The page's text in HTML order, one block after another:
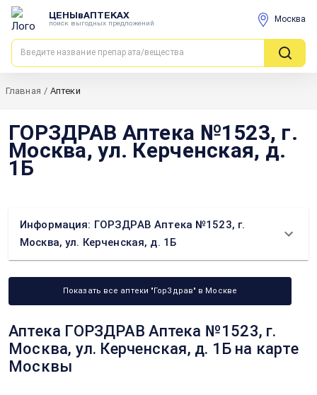
ЦЕНЫвАПТЕКАХ
поиск выгодных предложений Москва
Главная / Аптеки
ГОРЗДРАВ Аптека №1523, г.
Москва, ул. Керченская, д.
1Б
Информация: ГОРЗДРАВ Аптека №1523, г.
Москва, ул. Керченская, д. 1Б
Показать все аптеки "ГорЗдрав" в Москве
Аптека ГОРЗДРАВ Аптека №1523, г.
Москва, ул. Керченская, д. 1Б на карте
Москвы